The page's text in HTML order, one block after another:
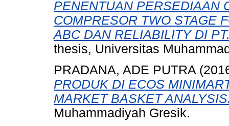
PENENTUAN PERSEDIAAN
COMPRESOR TWO STAGE
ABC DAN RELIABILITY DI
thesis, Universitas
PRADANA, ADE PUTRA
PRODUK DI ECOS
MARKET BASKET
Muhammadiyah Gresik.